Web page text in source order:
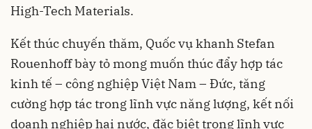
High-Tech Materials.
Kết thúc chuyến thăm, Quốc vụ khanh Stefan
Rouenhoff bày tỏ mong muốn thúc đẩy hợp tác
kinh tế – công nghiệp Việt Nam – Đức, tăng
cường hợp tác trong lĩnh vực năng lượng, kết nối
doanh nghiệp hai nước, đặc biệt trong lĩnh vực